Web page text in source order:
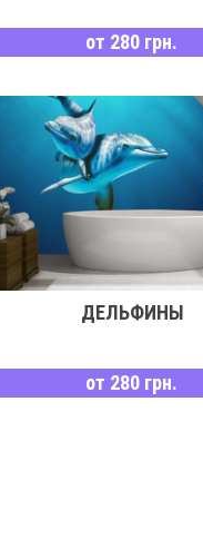
от 280 грн.
ДЕЛЬФИНЫ
от 280 грн.